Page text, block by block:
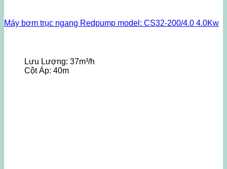
Máy bơm trục ngang Redpump model: CS32-200/4.0 4.0Kw
Lưu Lượng: 37m³/h
Cột Áp: 40m